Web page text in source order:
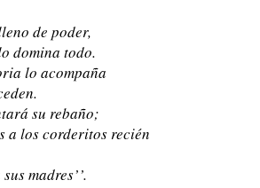
de poder,
domina todo.
lo acompaña
su rebaño;
a los corderitos recién
madres’’.